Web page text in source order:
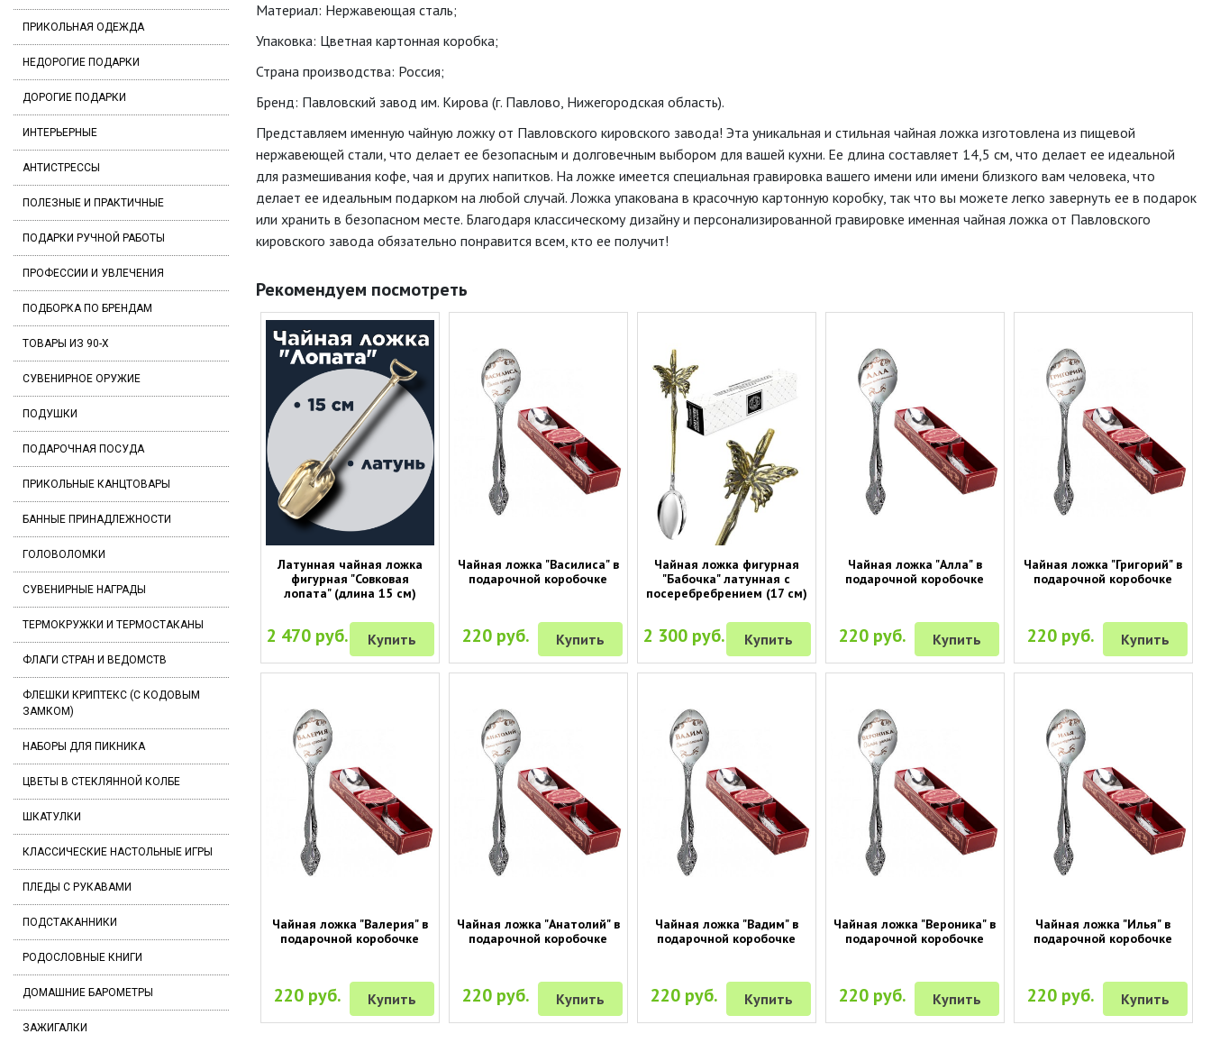
ПРИКОЛЬНАЯ ОДЕЖДА
НЕДОРОГИЕ ПОДАРКИ
ДОРОГИЕ ПОДАРКИ
ИНТЕРЬЕРНЫЕ
АНТИСТРЕССЫ
ПОЛЕЗНЫЕ И ПРАКТИЧНЫЕ
ПОДАРКИ РУЧНОЙ РАБОТЫ
ПРОФЕССИИ И УВЛЕЧЕНИЯ
ПОДБОРКА ПО БРЕНДАМ
ТОВАРЫ ИЗ 90-Х
СУВЕНИРНОЕ ОРУЖИЕ
ПОДУШКИ
ПОДАРОЧНАЯ ПОСУДА
ПРИКОЛЬНЫЕ КАНЦТОВАРЫ
БАННЫЕ ПРИНАДЛЕЖНОСТИ
ГОЛОВОЛОМКИ
СУВЕНИРНЫЕ НАГРАДЫ
ТЕРМОКРУЖКИ И ТЕРМОСТАКАНЫ
ФЛАГИ СТРАН И ВЕДОМСТВ
ФЛЕШКИ КРИПТЕКС (С КОДОВЫМ
ЗАМКОМ)
НАБОРЫ ДЛЯ ПИКНИКА
ЦВЕТЫ В СТЕКЛЯННОЙ КОЛБЕ
ШКАТУЛКИ
КЛАССИЧЕСКИЕ НАСТОЛЬНЫЕ ИГРЫ
ПЛЕДЫ С РУКАВАМИ
ПОДСТАКАННИКИ
РОДОСЛОВНЫЕ КНИГИ
ДОМАШНИЕ БАРОМЕТРЫ
ЗАЖИГАЛКИ
Материал: Нержавеющая сталь;
Упаковка: Цветная картонная коробка;
Страна производства: Россия;
Бренд: Павловский завод им. Кирова (г. Павлово, Нижегородская область).
Представляем именную чайную ложку от Павловского кировского завода! Эта уникальная и стильная чайная ложка изготовлена из пищевой
нержавеющей стали, что делает ее безопасным и долговечным выбором для вашей кухни. Ее длина составляет 14,5 см, что делает ее идеальной
для размешивания кофе, чая и других напитков. На ложке имеется специальная гравировка вашего имени или имени близкого вам человека, что
делает ее идеальным подарком на любой случай. Ложка упакована в красочную картонную коробку, так что вы можете легко завернуть ее в подарок
или хранить в безопасном месте. Благодаря классическому дизайну и персонализированной гравировке именная чайная ложка от Павловского
кировского завода обязательно понравится всем, кто ее получит!
Рекомендуем посмотреть
Латунная чайная ложка
фигурная "Совковая
лопата" (длина 15 см)
2 470 руб. Купить
Чайная ложка "Василиса" в
подарочной коробочке
220 руб. Купить
Чайная ложка фигурная
"Бабочка" латунная с
посеребребрением (17 см)
2 300 руб. Купить
Чайная ложка "Алла" в
подарочной коробочке
220 руб. Купить
Чайная ложка "Григорий" в
подарочной коробочке
220 руб. Купить
Чайная ложка "Валерия" в
подарочной коробочке
220 руб. Купить
Чайная ложка "Анатолий" в
подарочной коробочке
220 руб. Купить
Чайная ложка "Вадим" в
подарочной коробочке
220 руб. Купить
Чайная ложка "Вероника" в
подарочной коробочке
220 руб. Купить
Чайная ложка "Илья" в
подарочной коробочке
220 руб. Купить